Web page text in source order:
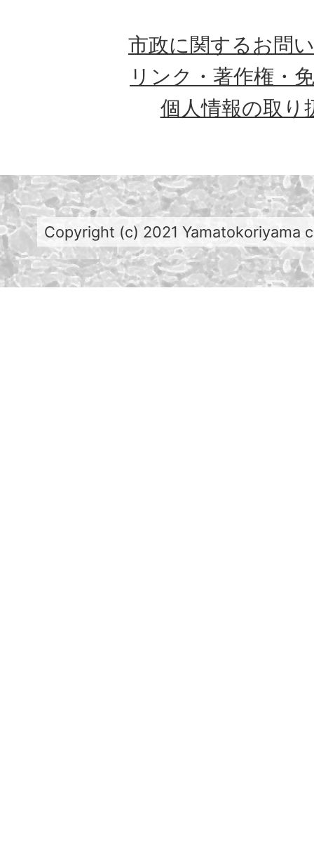
市政に関するお問
リンク・著作権・
個人情報の取り
Copyright (c) 2021 Yamatokoriyama